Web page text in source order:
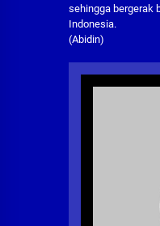
sehingga bergerak
Indonesia.
(Abidin)